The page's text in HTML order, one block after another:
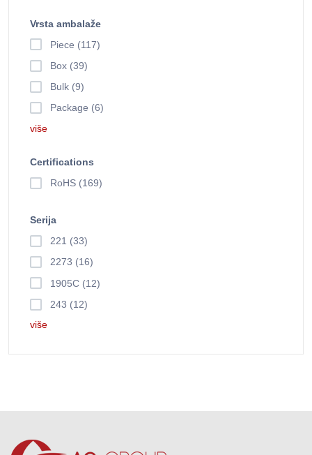
Vrsta ambalaže
Piece (117)
Box (39)
Bulk (9)
Package (6)
više
Certifications
RoHS (169)
Serija
221 (33)
2273 (16)
1905C (12)
243 (12)
više